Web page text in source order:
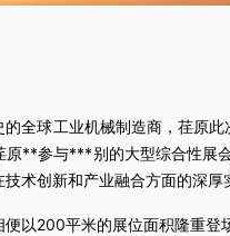
全球工业机械制造商，荏原
原**参与***别的大型综合性展
术创新和产业融合方面的深厚
以200平米的展位面积隆重